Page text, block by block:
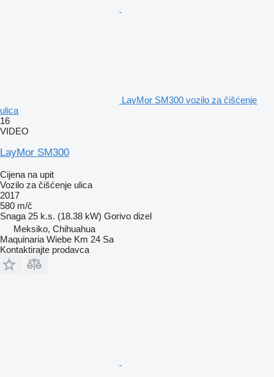
LayMor SM300 vozilo za čišćenje
ulica
16
VIDEO
LayMor SM300
Cijena na upit
Vozilo za čišćenje ulica
2017
580 m/č
Snaga 25 k.s. (18.38 kW) Gorivo dizel
Meksiko, Chihuahua
Maquinaria Wiebe Km 24 Sa
Kontaktirajte prodavca